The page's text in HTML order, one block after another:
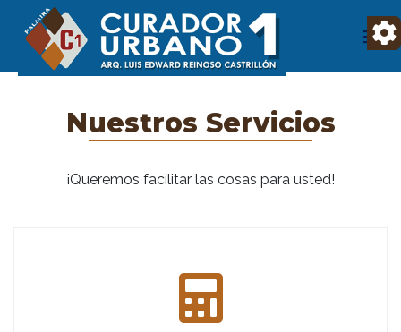
Nuestros Servicios
¡Queremos facilitar las cosas para usted!